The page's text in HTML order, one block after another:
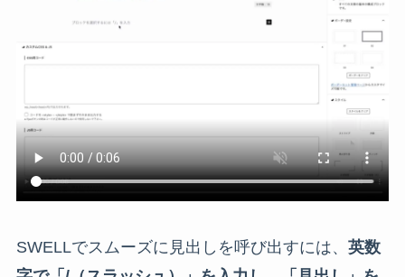
SWELLでスムーズに見出しを呼び出すには、 英数